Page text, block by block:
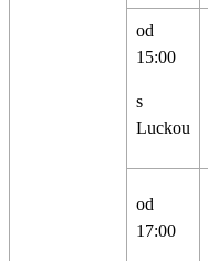
od
15:00
s
Luckou
od
17:00